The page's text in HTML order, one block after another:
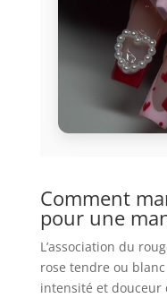
Comment
pour une
L’association du
rose tendre ou
intensité et douceur